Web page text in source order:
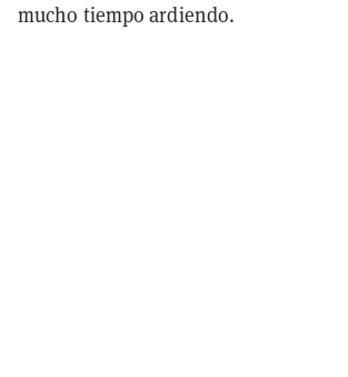
mucho tiempo ardiendo.